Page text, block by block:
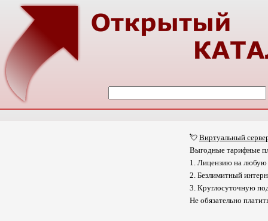
💘 Виртуальный
Выгодные тарифные
1. Лицензию на любую
2. Безлимитный
3. Круглосуточную
Не обязательно